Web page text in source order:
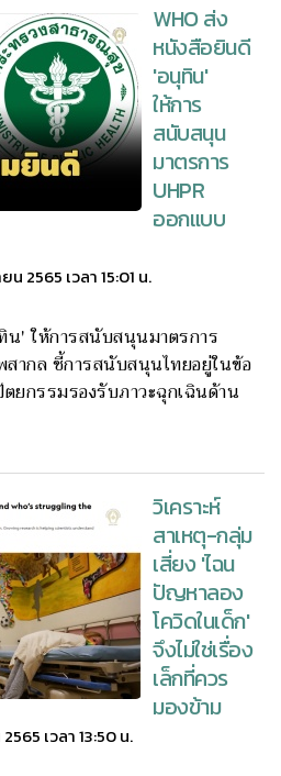
WHO ส่ง
หนังสือยินดี
'อนุทิน'
ให้การ
สนับสนุน
มาตรการ
UHPR
ออกแบบ
2565 เวลา 15:01 น.
' ให้การสนับสนุนมาตรการ
ากล ชี้การสนับสนุนไทยอยู่ในข้อ
ยกรรมรองรับภาวะฉุกเฉินด้าน
วิเคราะห์
สาเหตุ-กลุ่ม
เสี่ยง 'ไฉน
ปัญหาลอง
โควิดในเด็ก'
จึงไม่ใช่เรื่อง
เล็กที่ควร
มองข้าม
เวลา 13:50 น.